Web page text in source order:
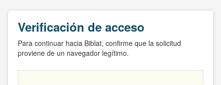
Verificación de acceso
Para continuar hacia Biblat, confirme que la solicitud
proviene de un navegador legítimo.